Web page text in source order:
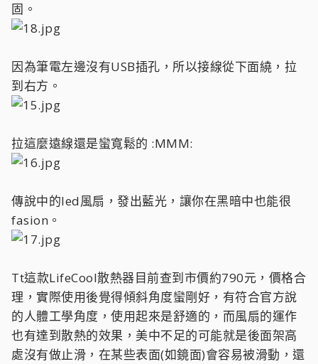
固。
因為筆電左邊沒有USB插孔，所以接線從下面繞，拉
到右方。
拉這麼遠線還是蠻寬鬆的 :MMM:
傳說中的led風扇，發出藍光，讓你在黑暗中也能很
fasion。
Tt這款LifeCool散熱器目前查到市價約790元，價格合
理，實際使用後覺得傾斜角度蠻剛好，有符合官方說
的人體工學角度，使用起來是舒適的，而風扇的運作
也有達到散熱的效果，美中不足的可能就是後面架高
處沒有做止滑，在某些表面(如鏡面)會容易被滑動，還